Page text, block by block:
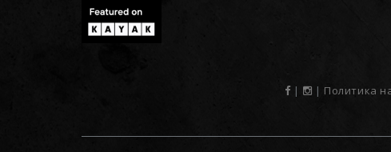
| | Политика